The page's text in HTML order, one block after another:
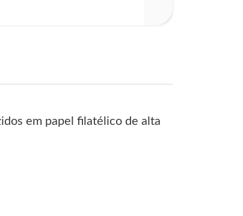
em papel filatélico de alta